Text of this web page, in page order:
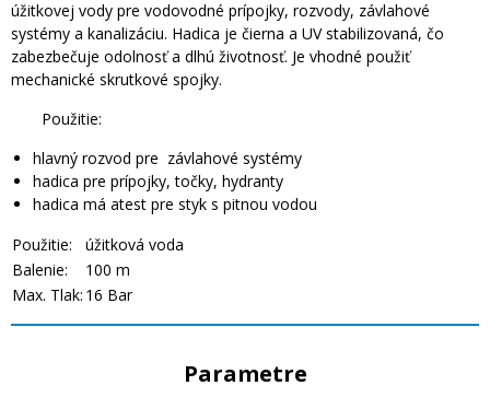
úžitkovej vody pre vodovodné prípojky, rozvody, závlahové
systémy a kanalizáciu. Hadica je čierna a UV stabilizovaná, čo
zabezbečuje odolnosť a dlhú životnosť. Je vhodné použiť
mechanické skrutkové spojky.
Použitie:
hlavný rozvod pre závlahové systémy
hadica pre prípojky, točky, hydranty
hadica má atest pre styk s pitnou vodou
Použitie:
úžitková voda
Balenie:
100 m
Max. Tlak: 16 Bar
Parametre